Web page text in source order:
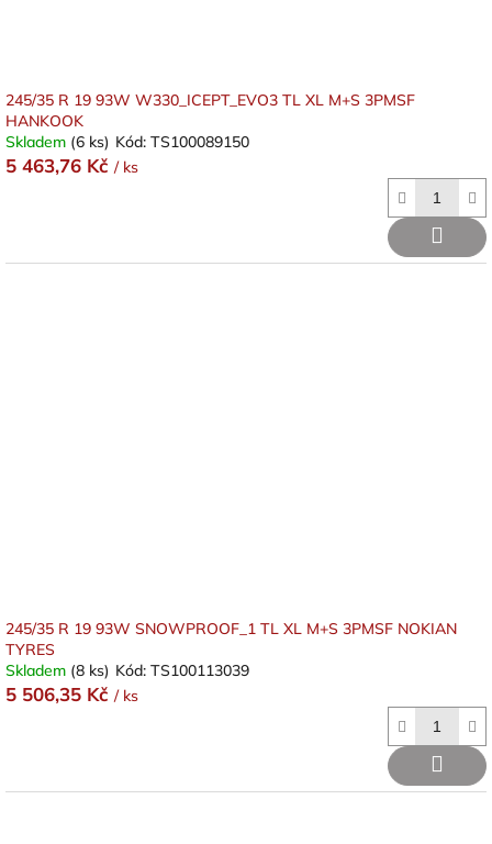
245/35 R 19 93W W330_ICEPT_EVO3 TL XL M+S 3PMSF
HANKOOK
Skladem (6 ks) Kód: TS100089150
5 463,76 Kč / ks
245/35 R 19 93W SNOWPROOF_1 TL XL M+S 3PMSF NOKIAN
TYRES
Skladem (8 ks) Kód: TS100113039
5 506,35 Kč / ks